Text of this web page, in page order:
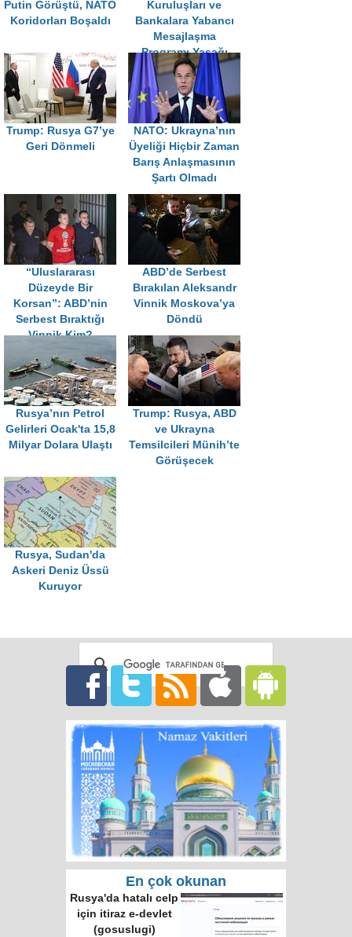
Putin Görüştü, NATO
Koridorları Boşaldı
Kuruluşları ve
Bankalara Yabancı
Mesajlaşma
Programı Yasağı
Trump: Rusya G7’ye
Geri Dönmeli
NATO: Ukrayna’nın
Üyeliği Hiçbir Zaman
Barış Anlaşmasının
Şartı Olmadı
“Uluslararası
Düzeyde Bir
Korsan”: ABD’nin
Serbest Bıraktığı
Vinnik Kim?
ABD’de Serbest
Bırakılan Aleksandr
Vinnik Moskova’ya
Döndü
Rusya’nın Petrol
Gelirleri Ocak'ta 15,8
Milyar Dolara Ulaştı
Trump: Rusya, ABD
ve Ukrayna
Temsilcileri Münih’te
Görüşecek
Rusya, Sudan'da
Askeri Deniz Üssü
Kuruyor
En çok okunan
Rusya'da hatalı celp
için itiraz e-devlet
(gosuslugi)